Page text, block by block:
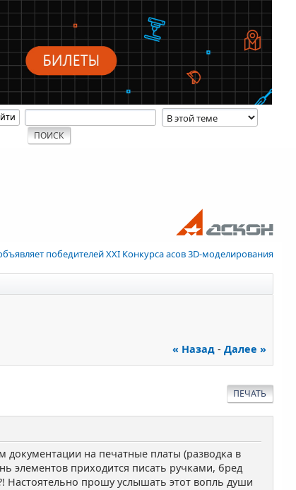
победителей XXI Конкурса асов 3D-моделирования
« Назад- Далее »
ПЕЧАТЬ
на печатные платы (разводка в
приходится писать ручками, бред
Настоятельно прошу услышать этот вопль души